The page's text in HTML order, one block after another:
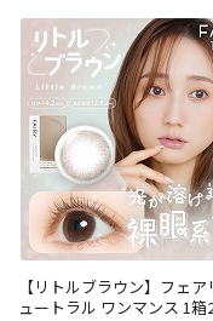
【リトルブラウン】フェア
ュートラル ワンマンス 1箱